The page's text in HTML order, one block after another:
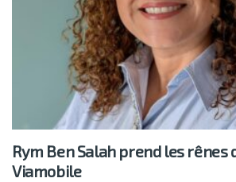
Rym Ben Salah prend les rênes
Viamobile